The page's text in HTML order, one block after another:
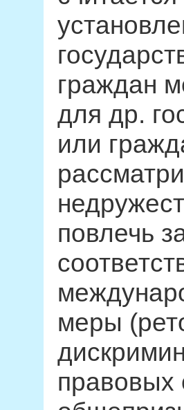
граждан
для др.
или
повлечь
меры
правовых